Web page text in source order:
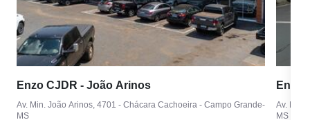
Enzo CJDR - João Arinos
Av. Min. João Arinos, 4701 - Chácara Cachoeira - Campo Grande-
MS
Enzo
Av.
MS